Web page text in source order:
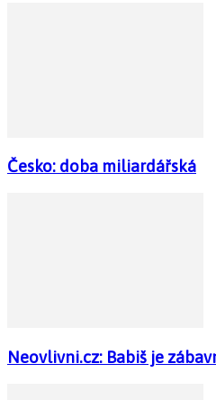
Česko: doba miliardářská
Neovlivni.cz: Babiš je